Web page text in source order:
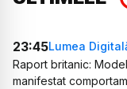
23:45Lumea
Raport britanic:
manifestat